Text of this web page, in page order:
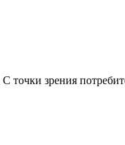
С точки зрения